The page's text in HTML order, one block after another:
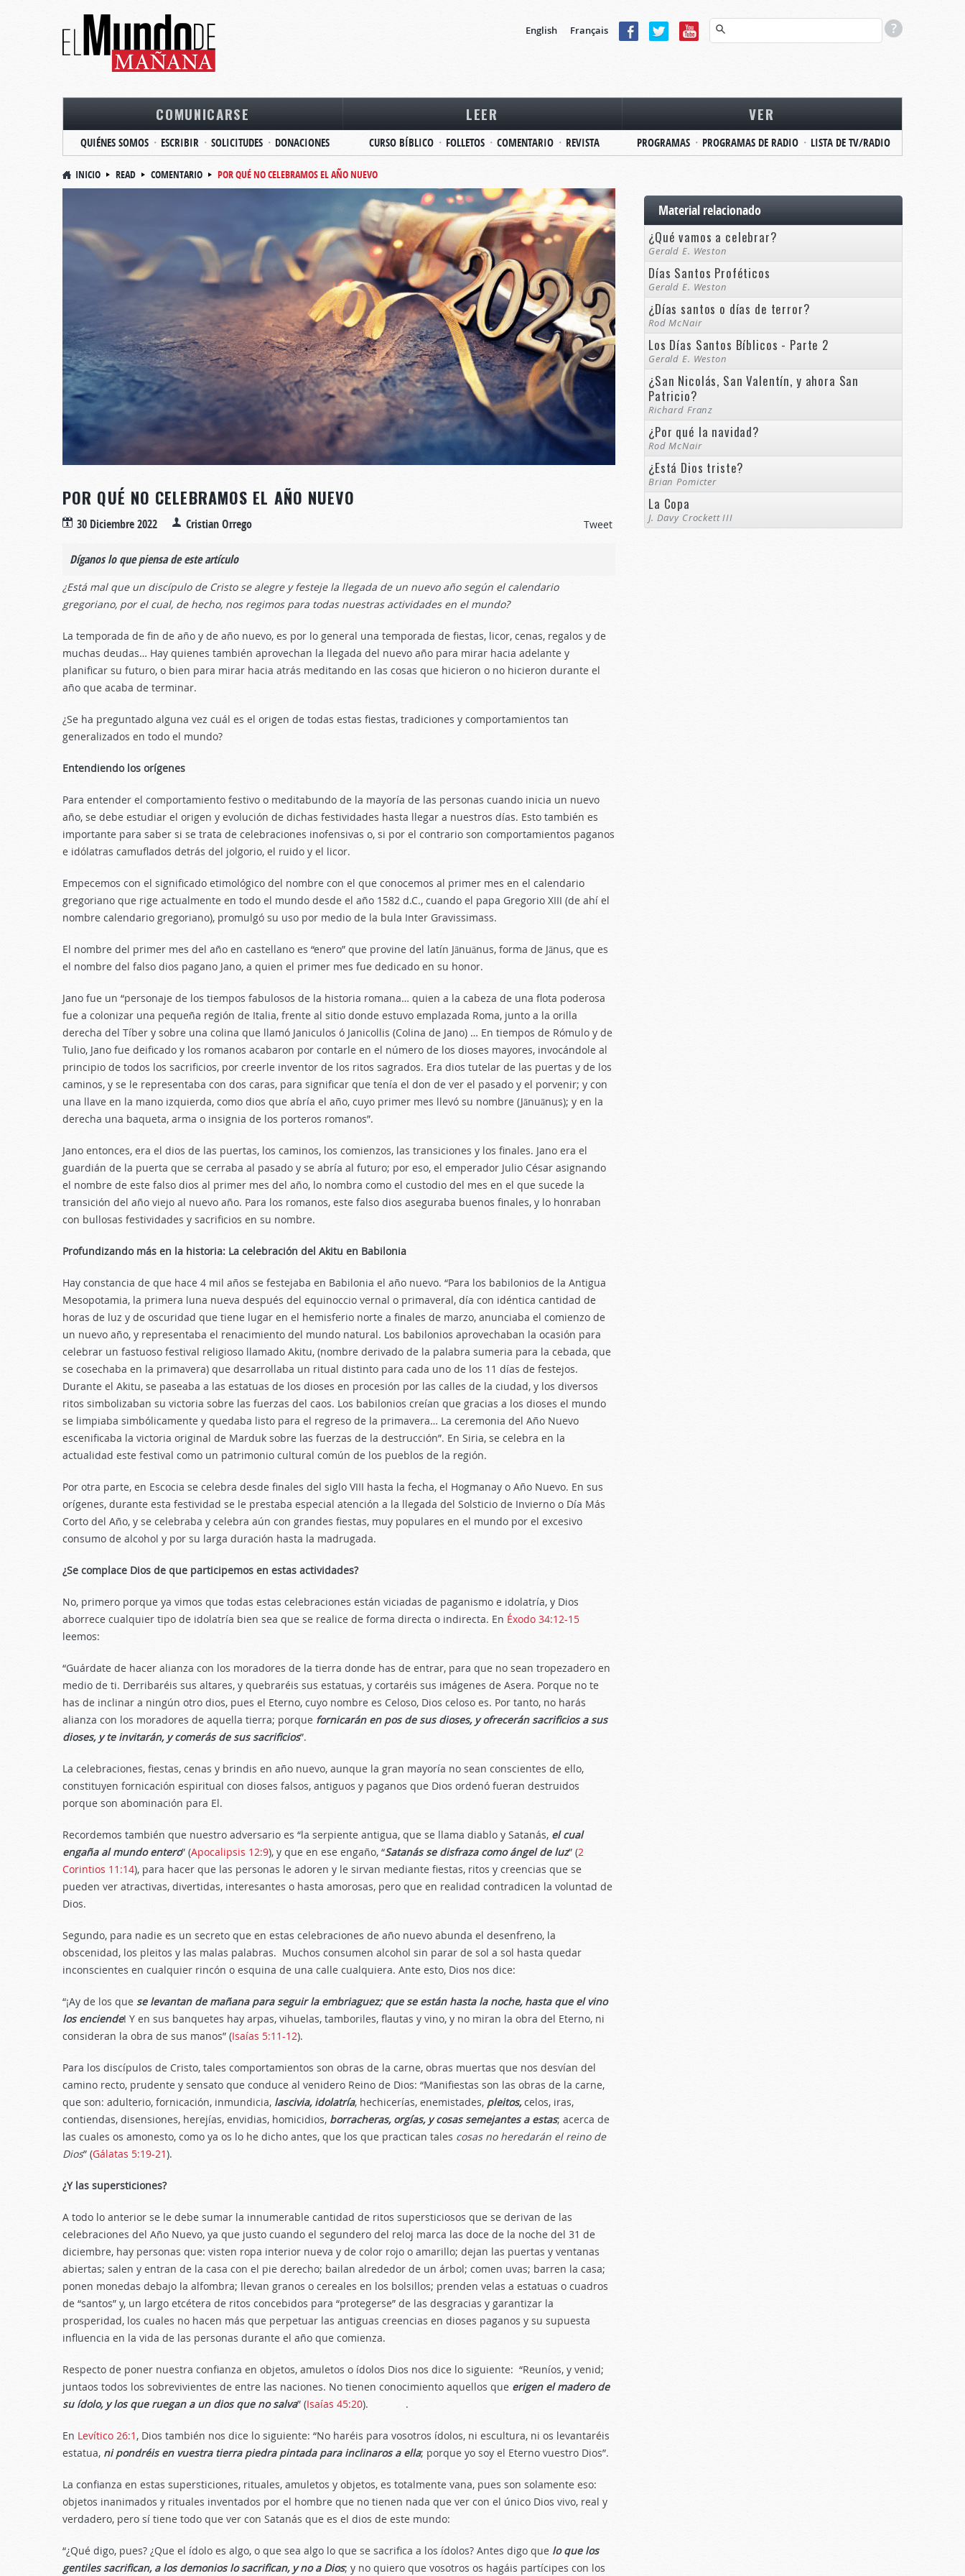
English Français
COMUNICARSE
QUIÉNES SOMOS ESCRIBIR SOLICITUDES DONACIONES
LEER
CURSO BÍBLICO FOLLETOS COMENTARIO REVISTA
VER
PROGRAMAS PROGRAMAS DE RADIO LISTA DE TV/RADIO
INICIO READ COMENTARIO POR QUÉ NO CELEBRAMOS EL AÑO NUEVO
POR QUÉ NO CELEBRAMOS EL AÑO NUEVO
30 Diciembre 2022 Cristian Orrego Tweet
Díganos lo que piensa de este artículo
¿Está mal que un discípulo de Cristo se alegre y festeje la llegada de un nuevo año según el calendario
gregoriano, por el cual, de hecho, nos regimos para todas nuestras actividades en el mundo?
La temporada de fin de año y de año nuevo, es por lo general una temporada de fiestas, licor, cenas, regalos y de
muchas deudas… Hay quienes también aprovechan la llegada del nuevo año para mirar hacia adelante y
planificar su futuro, o bien para mirar hacia atrás meditando en las cosas que hicieron o no hicieron durante el
año que acaba de terminar.
¿Se ha preguntado alguna vez cuál es el origen de todas estas fiestas, tradiciones y comportamientos tan
generalizados en todo el mundo?
Entendiendo los orígenes
Para entender el comportamiento festivo o meditabundo de la mayoría de las personas cuando inicia un nuevo
año, se debe estudiar el origen y evolución de dichas festividades hasta llegar a nuestros días. Esto también es
importante para saber si se trata de celebraciones inofensivas o, si por el contrario son comportamientos paganos
e idólatras camuflados detrás del jolgorio, el ruido y el licor.
Empecemos con el significado etimológico del nombre con el que conocemos al primer mes en el calendario
gregoriano que rige actualmente en todo el mundo desde el año 1582 d.C., cuando el papa Gregorio XIII (de ahí el
nombre calendario gregoriano), promulgó su uso por medio de la bula Inter Gravissimass.
El nombre del primer mes del año en castellano es “enero” que provine del latín Jānuānus, forma de Jānus, que es
el nombre del falso dios pagano Jano, a quien el primer mes fue dedicado en su honor.
Jano fue un “personaje de los tiempos fabulosos de la historia romana… quien a la cabeza de una flota poderosa
fue a colonizar una pequeña región de Italia, frente al sitio donde estuvo emplazada Roma, junto a la orilla
derecha del Tíber y sobre una colina que llamó Janiculos ó Janicollis (Colina de Jano) … En tiempos de Rómulo y de
Tulio, Jano fue deificado y los romanos acabaron por contarle en el número de los dioses mayores, invocándole al
principio de todos los sacrificios, por creerle inventor de los ritos sagrados. Era dios tutelar de las puertas y de los
caminos, y se le representaba con dos caras, para significar que tenía el don de ver el pasado y el porvenir; y con
una llave en la mano izquierda, como dios que abría el año, cuyo primer mes llevó su nombre (Jānuānus); y en la
derecha una baqueta, arma o insignia de los porteros romanos”.
Jano entonces, era el dios de las puertas, los caminos, los comienzos, las transiciones y los finales. Jano era el
guardián de la puerta que se cerraba al pasado y se abría al futuro; por eso, el emperador Julio César asignando
el nombre de este falso dios al primer mes del año, lo nombra como el custodio del mes en el que sucede la
transición del año viejo al nuevo año. Para los romanos, este falso dios aseguraba buenos finales, y lo honraban
con bullosas festividades y sacrificios en su nombre.
Profundizando más en la historia: La celebración del Akitu en Babilonia
Hay constancia de que hace 4 mil años se festejaba en Babilonia el año nuevo. “Para los babilonios de la Antigua
Mesopotamia, la primera luna nueva después del equinoccio vernal o primaveral, día con idéntica cantidad de
horas de luz y de oscuridad que tiene lugar en el hemisferio norte a finales de marzo, anunciaba el comienzo de
un nuevo año, y representaba el renacimiento del mundo natural. Los babilonios aprovechaban la ocasión para
celebrar un fastuoso festival religioso llamado Akitu, (nombre derivado de la palabra sumeria para la cebada, que
se cosechaba en la primavera) que desarrollaba un ritual distinto para cada uno de los 11 días de festejos.
Durante el Akitu, se paseaba a las estatuas de los dioses en procesión por las calles de la ciudad, y los diversos
ritos simbolizaban su victoria sobre las fuerzas del caos. Los babilonios creían que gracias a los dioses el mundo
se limpiaba simbólicamente y quedaba listo para el regreso de la primavera… La ceremonia del Año Nuevo
escenificaba la victoria original de Marduk sobre las fuerzas de la destrucción”. En Siria, se celebra en la
actualidad este festival como un patrimonio cultural común de los pueblos de la región.
Por otra parte, en Escocia se celebra desde finales del siglo VIII hasta la fecha, el Hogmanay o Año Nuevo. En sus
orígenes, durante esta festividad se le prestaba especial atención a la llegada del Solsticio de Invierno o Día Más
Corto del Año, y se celebraba y celebra aún con grandes fiestas, muy populares en el mundo por el excesivo
consumo de alcohol y por su larga duración hasta la madrugada.
¿Se complace Dios de que participemos en estas actividades?
No, primero porque ya vimos que todas estas celebraciones están viciadas de paganismo e idolatría, y Dios
aborrece cualquier tipo de idolatría bien sea que se realice de forma directa o indirecta. En Éxodo 34:12-15
leemos:
“Guárdate de hacer alianza con los moradores de la tierra donde has de entrar, para que no sean tropezadero en
medio de ti. Derribaréis sus altares, y quebraréis sus estatuas, y cortaréis sus imágenes de Asera. Porque no te
has de inclinar a ningún otro dios, pues el Eterno, cuyo nombre es Celoso, Dios celoso es. Por tanto, no harás
alianza con los moradores de aquella tierra; porque fornicarán en pos de sus dioses, y ofrecerán sacrificios a sus
dioses, y te invitarán, y comerás de sus sacrificios”.
La celebraciones, fiestas, cenas y brindis en año nuevo, aunque la gran mayoría no sean conscientes de ello,
constituyen fornicación espiritual con dioses falsos, antiguos y paganos que Dios ordenó fueran destruidos
porque son abominación para El.
Recordemos también que nuestro adversario es “la serpiente antigua, que se llama diablo y Satanás, el cual
engaña al mundo entero” (Apocalipsis 12:9), y que en ese engaño, “Satanás se disfraza como ángel de luz” (2
Corintios 11:14), para hacer que las personas le adoren y le sirvan mediante fiestas, ritos y creencias que se
pueden ver atractivas, divertidas, interesantes o hasta amorosas, pero que en realidad contradicen la voluntad de
Dios.
Segundo, para nadie es un secreto que en estas celebraciones de año nuevo abunda el desenfreno, la
obscenidad, los pleitos y las malas palabras. Muchos consumen alcohol sin parar de sol a sol hasta quedar
inconscientes en cualquier rincón o esquina de una calle cualquiera. Ante esto, Dios nos dice:
“¡Ay de los que se levantan de mañana para seguir la embriaguez; que se están hasta la noche, hasta que el vino
los enciende! Y en sus banquetes hay arpas, vihuelas, tamboriles, flautas y vino, y no miran la obra del Eterno, ni
consideran la obra de sus manos” (Isaías 5:11-12).
Para los discípulos de Cristo, tales comportamientos son obras de la carne, obras muertas que nos desvían del
camino recto, prudente y sensato que conduce al venidero Reino de Dios: “Manifiestas son las obras de la carne,
que son: adulterio, fornicación, inmundicia, lascivia, idolatría, hechicerías, enemistades, pleitos,celos, iras,
contiendas, disensiones, herejías, envidias, homicidios, borracheras, orgías, y cosas semejantes a estas; acerca de
las cuales os amonesto, como ya os lo he dicho antes, que los que practican tales cosas no heredarán el reino de
Dios” (Gálatas 5:19-21).
¿Y las supersticiones?
A todo lo anterior se le debe sumar la innumerable cantidad de ritos supersticiosos que se derivan de las
celebraciones del Año Nuevo, ya que justo cuando el segundero del reloj marca las doce de la noche del 31 de
diciembre, hay personas que: visten ropa interior nueva y de color rojo o amarillo; dejan las puertas y ventanas
abiertas; salen y entran de la casa con el pie derecho; bailan alrededor de un árbol; comen uvas; barren la casa;
ponen monedas debajo la alfombra; llevan granos o cereales en los bolsillos; prenden velas a estatuas o cuadros
de “santos” y, un largo etcétera de ritos concebidos para “protegerse” de las desgracias y garantizar la
prosperidad, los cuales no hacen más que perpetuar las antiguas creencias en dioses paganos y su supuesta
influencia en la vida de las personas durante el año que comienza.
Respecto de poner nuestra confianza en objetos, amuletos o ídolos Dios nos dice lo siguiente: “Reuníos, y venid;
juntaos todos los sobrevivientes de entre las naciones. No tienen conocimiento aquellos que erigen el madero de
su ídolo, y los que ruegan a un dios que no salva” (Isaías 45:20). .
En Levítico 26:1 , Dios también nos dice lo siguiente: “No haréis para vosotros ídolos, ni escultura, ni os levantaréis
estatua, ni pondréis en vuestra tierra piedra pintada para inclinaros a ella; porque yo soy el Eterno vuestro Dios”.
La confianza en estas supersticiones, rituales, amuletos y objetos, es totalmente vana, pues son solamente eso:
objetos inanimados y rituales inventados por el hombre que no tienen nada que ver con el único Dios vivo, real y
verdadero, pero sí tiene todo que ver con Satanás que es el dios de este mundo:
“¿Qué digo, pues? ¿Que el ídolo es algo, o que sea algo lo que se sacrifica a los ídolos? Antes digo que lo que los
gentiles sacrifican, a los demonios lo sacrifican, y no a Dios; y no quiero que vosotros os hagáis partícipes con los
Material relacionado
¿Qué vamos a celebrar?
Gerald E. Weston
Días Santos Proféticos
Gerald E. Weston
¿Días santos o días de terror?
Rod McNair
Los Días Santos Bíblicos - Parte 2
Gerald E. Weston
¿San Nicolás, San Valentín, y ahora San
Patricio?
Richard Franz
¿Por qué la navidad?
Rod McNair
¿Está Dios triste?
Brian Pomicter
La Copa
J. Davy Crockett III